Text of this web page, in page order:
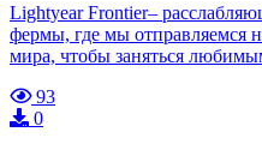
Lightyear Frontier–
фермы, где мы отправляемся
мира, чтобы заняться
93
0